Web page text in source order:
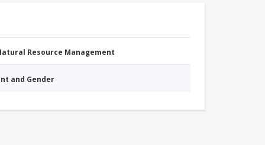
Resource Management
and Gender